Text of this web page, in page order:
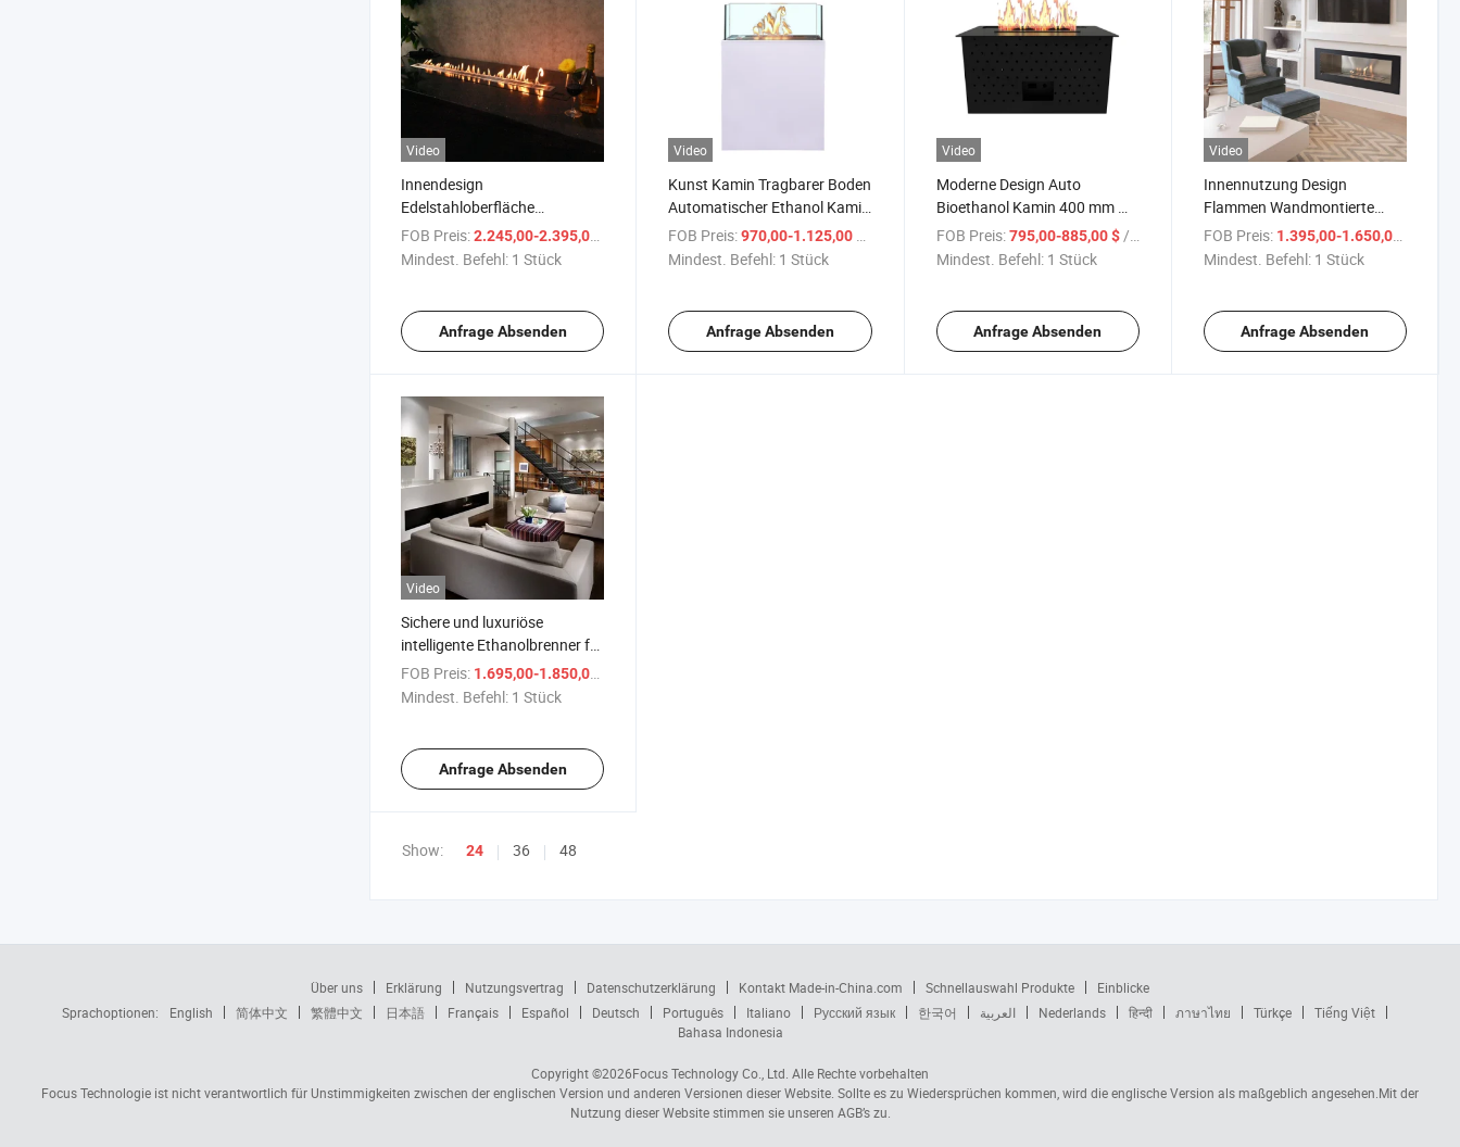
Video
Innendesign
Edelstahloberfläche
Bioethanolbrenner für Kamin
Af150
FOB Preis:2.245,00-2.395,00 $
Mindest. Befehl: 1 Stück
Anfrage Absenden
Video
Kunst Kamin Tragbarer Boden
Automatischer Ethanol Kamin
Ap60
FOB Preis: 970,00-1.125,00 $
Mindest. Befehl: 1 Stück
Anfrage Absenden
Video
Moderne Design Auto
Bioethanol Kamin 400 mm mit
Fernbedienung
FOB Preis: 795,00-885,00 $/ Stück
Mindest. Befehl: 1 Stück
Anfrage Absenden
Video
Innennutzung Design
Flammen Wandmontierte
automatische Ethanol Kamin
Ah66
FOB Preis: 1.395,00-1.650,00 $
Mindest. Befehl: 1 Stück
Anfrage Absenden
Video
Sichere und luxuriöse
intelligente Ethanolbrenner für
den Innenbereich
FOB Preis: 1.695,00-1.850,00 $
Mindest. Befehl: 1 Stück
Anfrage Absenden
Show: 24 36 48
Über uns Erklärung Nutzungsvertrag Datenschutzerklärung Kontakt Made-in-China.com Schnellauswahl Produkte
Einblicke
Sprachoptionen:
English 简体中文 繁體中文 日本語 Français Español Deutsch Português Italiano Русский язык 한국어 العربية Nederlands हिन्दी ภาษาไทย Türkçe
Tiếng Việt
Bahasa Indonesia
Copyright ©2026Focus Technology Co., Ltd. Alle Rechte vorbehalten
Focus Technologie ist nicht verantwortlich für Unstimmigkeiten zwischen der englischen Version und anderen Versionen dieser Website. Sollte es zu Wiedersprüchen kommen, wird die englische Version als maßgeblich angesehen.Mit der
Nutzung dieser Website stimmen sie unseren AGB’s zu.